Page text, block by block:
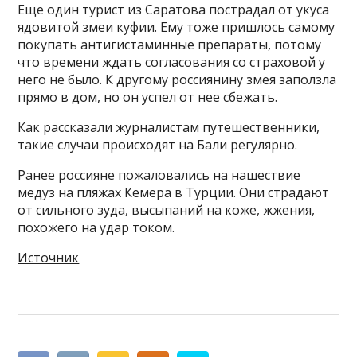
Еще один турист из Саратова пострадал от укуса
ядовитой змеи куфии. Ему тоже пришлось самому
покупать антигистаминные препараты, потому
что времени ждать согласования со страховой у
него не было. К другому россиянину змея заползла
прямо в дом, но он успел от нее сбежать.
Как рассказали журналистам путешественники,
такие случаи происходят на Бали регулярно.
Ранее россияне пожаловались на нашествие
медуз на пляжах Кемера в Турции. Они страдают
от сильного зуда, высыпаний на коже, жжения,
похожего на удар током.
Источник